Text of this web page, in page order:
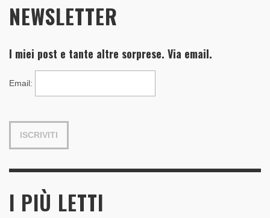
NEWSLETTER
I miei post e tante altre sorprese. Via email.
Email:
I PIÙ LETTI